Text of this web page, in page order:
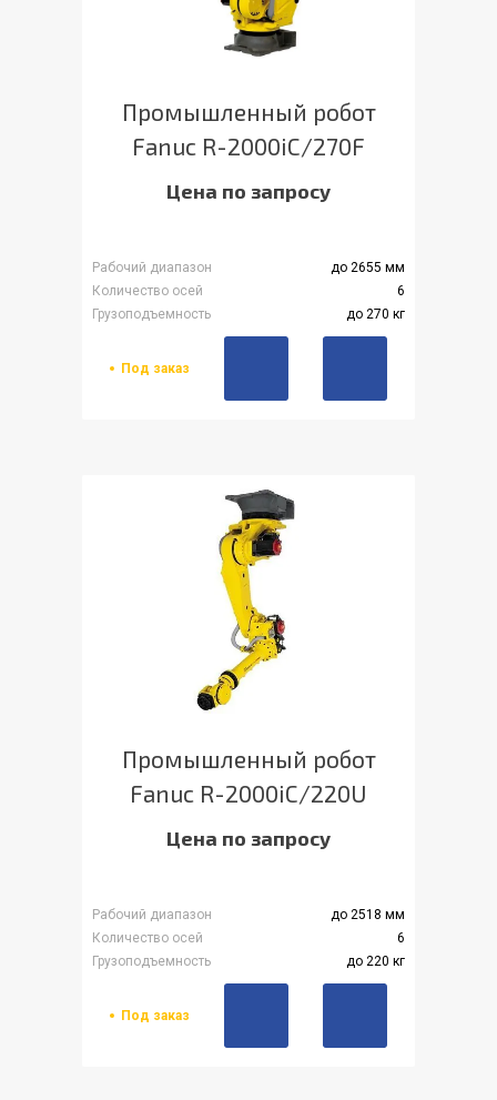
Промышленный робот
Fanuc R-2000iC/270F
Цена по запросу
Рабочий диапазон
до 2655 мм
Количество осей
6
Грузоподъемность
до 270 кг
Под заказ
Промышленный робот
Fanuc R-2000iC/220U
Цена по запросу
Рабочий диапазон
до 2518 мм
Количество осей
6
Грузоподъемность
до 220 кг
Под заказ